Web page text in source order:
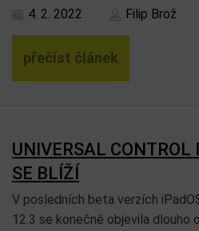
4. 2. 2022 Filip Brož
přečíst článek
UNIVERSAL CONTROL
SE BLÍŽÍ
V posledních beta verzích
12.3 se konečně objevila dlouho